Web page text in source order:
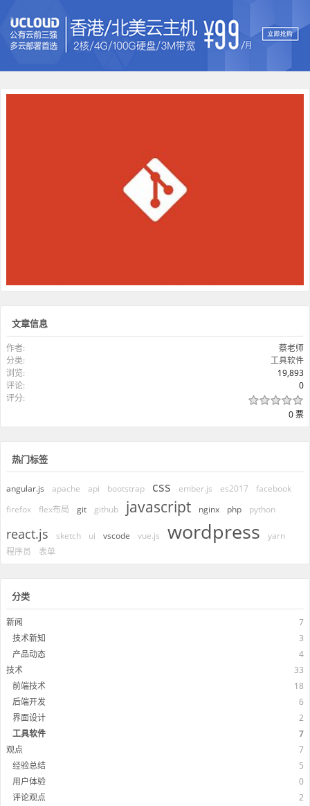
文章信息
作者:
蔡老师
分类:
工具软件
浏览:
19,893
评论:
0
评分:
0 票
热门标签
angular.js apache api bootstrap css ember.js es2017
facebook
firefox
flex布局 git github javascript nginx php python
react.js sketch ui vscode vue.js wordpress
yarn
程序员
表单
分类
新闻
7
技术新知
3
产品动态
4
技术
33
前端技术
18
后端开发
6
界面设计
2
工具软件
7
观点
7
经验总结
5
用户体验
0
评论观点
2